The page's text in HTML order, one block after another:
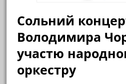
Сольний
Володимира
участю
оркестру